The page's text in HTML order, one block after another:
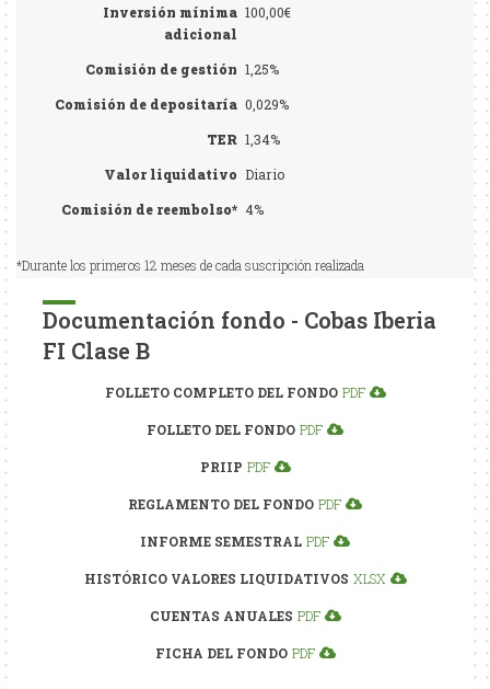
Inversión mínima
adicional
100,00€
Comisión de gestión 1,25%
Comisión de depositaría 0,029%
TER 1,34%
Valor liquidativo Diario
Comisión de reembolso* 4%
*Durante los primeros 12 meses de cada suscripción realizada
Documentación fondo - Cobas Iberia
FI Clase B
FOLLETO COMPLETO DEL FONDO PDF
FOLLETO DEL FONDO PDF
PRIIP PDF
REGLAMENTO DEL FONDO PDF
INFORME SEMESTRAL PDF
HISTÓRICO VALORES LIQUIDATIVOS XLSX
CUENTAS ANUALES PDF
FICHA DEL FONDO PDF